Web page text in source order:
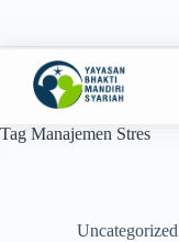
Tag Manajemen Stres
Uncategorized